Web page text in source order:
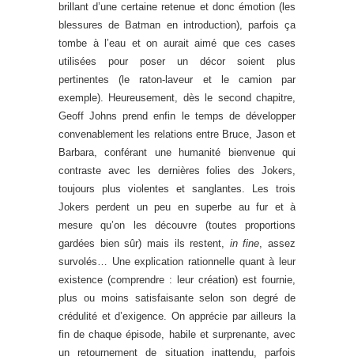
brillant d’une certaine retenue et donc émotion (les
blessures de Batman en introduction), parfois ça
tombe à l’eau et on aurait aimé que ces cases
utilisées pour poser un décor soient plus
pertinentes (le raton-laveur et le camion par
exemple). Heureusement, dès le second chapitre,
Geoff Johns prend enfin le temps de développer
convenablement les relations entre Bruce, Jason et
Barbara, conférant une humanité bienvenue qui
contraste avec les dernières folies des Jokers,
toujours plus violentes et sanglantes. Les trois
Jokers perdent un peu en superbe au fur et à
mesure qu’on les découvre (toutes proportions
gardées bien sûr) mais ils restent, in fine, assez
survolés… Une explication rationnelle quant à leur
existence (comprendre : leur création) est fournie,
plus ou moins satisfaisante selon son degré de
crédulité et d’exigence. On apprécie par ailleurs la
fin de chaque épisode, habile et surprenante, avec
un retournement de situation inattendu, parfois